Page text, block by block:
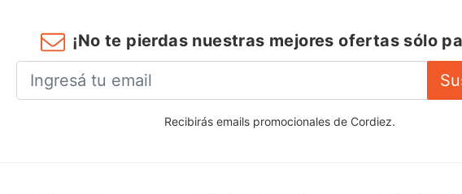
¡No te pierdas nuestras mejores ofertas sólo
Recibirás emails promocionales de Cordiez.